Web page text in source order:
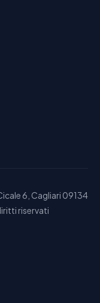
6, Cagliari 09134
riservati